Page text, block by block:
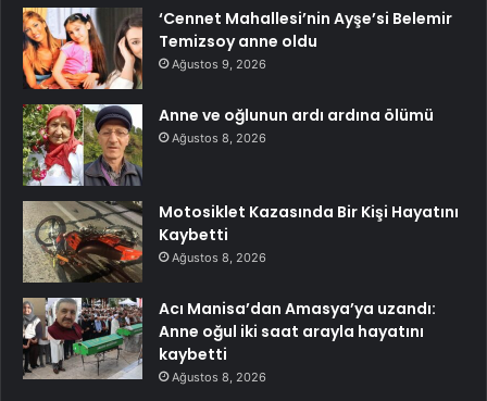
‘Cennet Mahallesi’nin Ayşe’si Belemir
Temizsoy anne oldu
Ağustos 9, 2026
Anne ve oğlunun ardı ardına ölümü
Ağustos 8, 2026
Motosiklet Kazasında Bir Kişi Hayatını
Kaybetti
Ağustos 8, 2026
Acı Manisa’dan Amasya’ya uzandı:
Anne oğul iki saat arayla hayatını
kaybetti
Ağustos 8, 2026